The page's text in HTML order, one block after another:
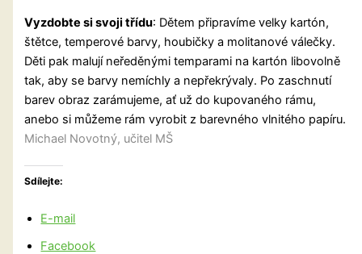
Vyzdobte si svoji třídu: Dětem připravíme velky kartón,
štětce, temperové barvy, houbičky a molitanové válečky.
Děti pak malují neředěnými temparami na kartón libovolně
tak, aby se barvy nemíchly a nepřekrývaly. Po zaschnutí
barev obraz zarámujeme, ať už do kupovaného rámu,
anebo si můžeme rám vyrobit z barevného vlnitého papíru.
Michael Novotný, učitel MŠ
Sdílejte:
E-mail
Facebook